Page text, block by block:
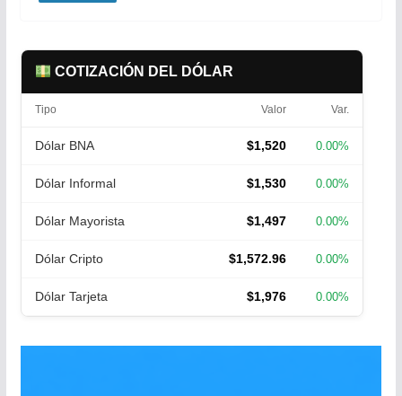
COTIZACIÓN DEL DÓLAR
Tipo Valor Var.
Dólar BNA $1,520 0.00%
Dólar Informal $1,530 0.00%
Dólar Mayorista $1,497 0.00%
Dólar Cripto $1,572.96 0.00%
Dólar Tarjeta $1,976 0.00%